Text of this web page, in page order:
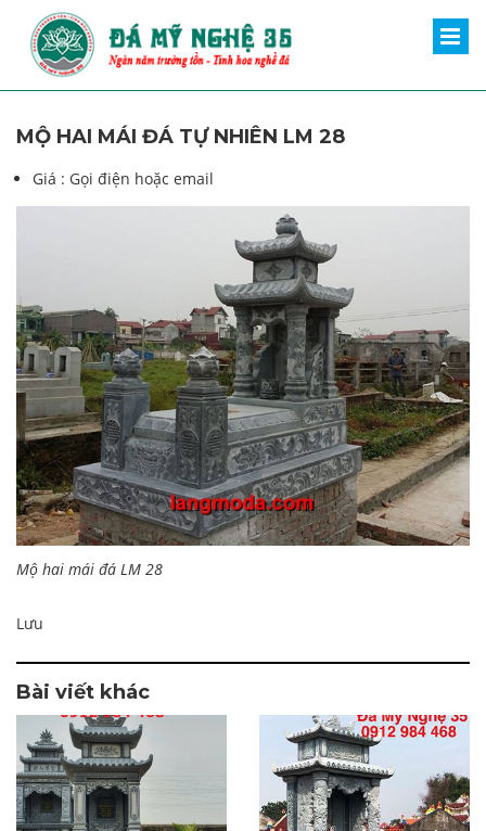
MỘ HAI MÁI ĐÁ TỰ NHIÊN LM 28
Giá : Gọi điện hoặc email
Mộ hai mái đá LM 28
Lưu
Bài viết khác